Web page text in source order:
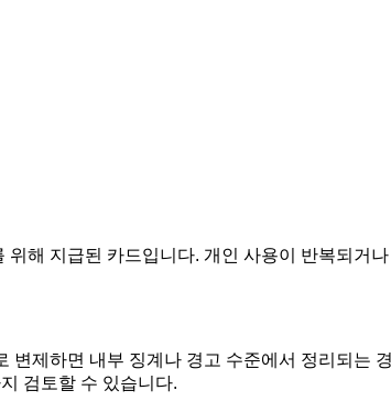
해 지급된 카드입니다. 개인 사용이 반복되거
제하면 내부 징계나 경고 수준에서 정리되는
검토할 수 있습니다.